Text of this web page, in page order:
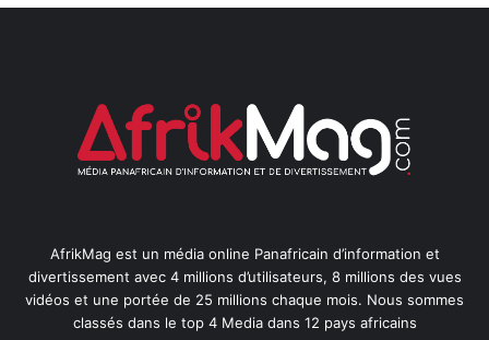
AfrikMag est un média online Panafricain d’information et
divertissement avec 4 millions d’utilisateurs, 8 millions des vues
vidéos et une portée de 25 millions chaque mois. Nous sommes
classés dans le top 4 Media dans 12 pays africains